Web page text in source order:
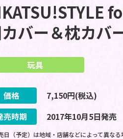
バー＆枕カバ
玩具
価格 7,150円(税込)
売時期
2017年10月5日発売
日（予定）は地域・店舗などによって異なる